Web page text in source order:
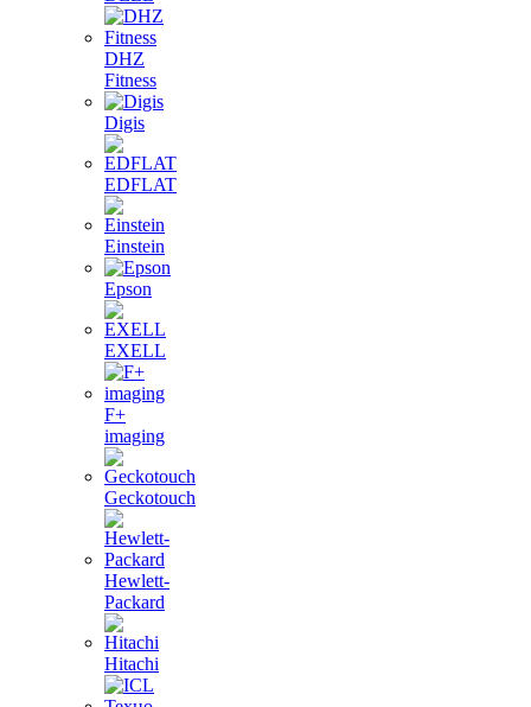
DHZ
Fitness
Digis
EDFLAT
Einstein
Epson
EXELL
F+
imaging
Geckotouch
Hewlett-
Packard
Hitachi